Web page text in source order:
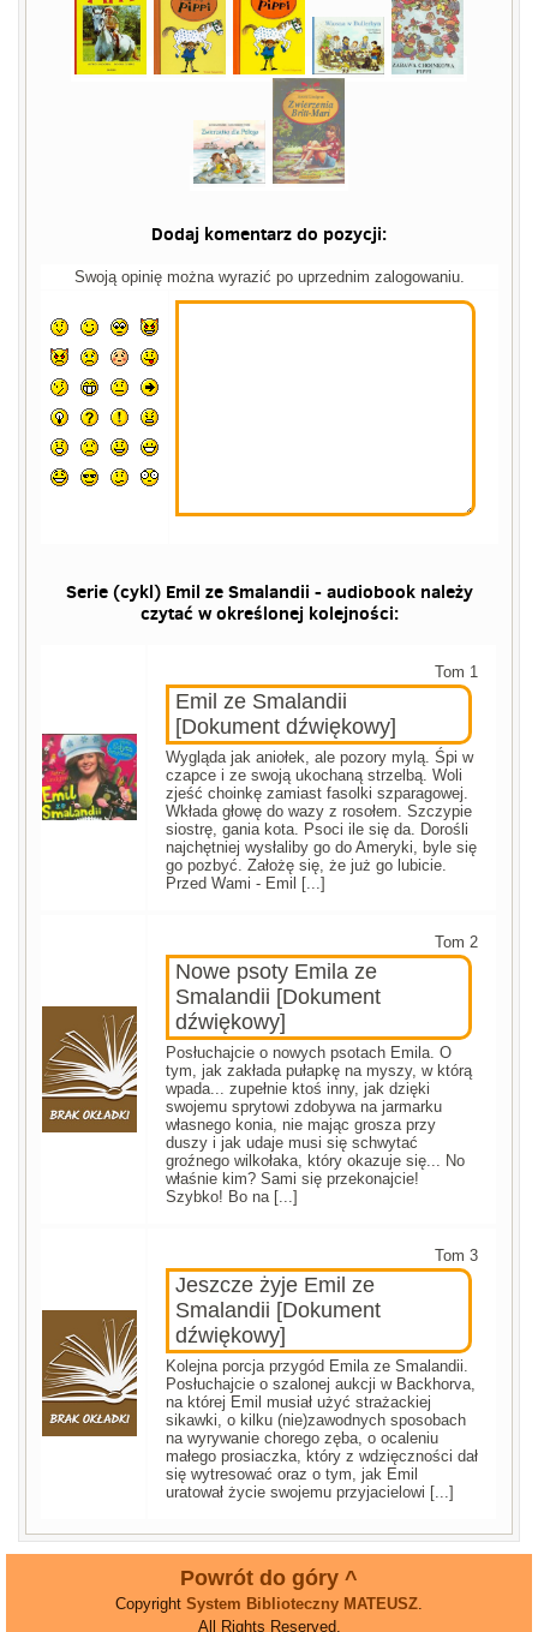
Dodaj komentarz do pozycji:
Swoją opinię można wyrazić po uprzednim zalogowaniu.
Serie (cykl) Emil ze Smalandii - audiobook należy
czytać w określonej kolejności:
Tom 1
Emil ze Smalandii
[Dokument dźwiękowy]
Wygląda jak aniołek, ale pozory mylą. Śpi w
czapce i ze swoją ukochaną strzelbą. Woli
zjeść choinkę zamiast fasolki szparagowej.
Wkłada głowę do wazy z rosołem. Szczypie
siostrę, gania kota. Psoci ile się da. Dorośli
najchętniej wysłaliby go do Ameryki, byle się
go pozbyć. Założę się, że już go lubicie.
Przed Wami - Emil [...]
Tom 2
Nowe psoty Emila ze
Smalandii [Dokument
dźwiękowy]
Posłuchajcie o nowych psotach Emila. O
tym, jak zakłada pułapkę na myszy, w którą
wpada... zupełnie ktoś inny, jak dzięki
swojemu sprytowi zdobywa na jarmarku
własnego konia, nie mając grosza przy
duszy i jak udaje musi się schwytać
groźnego wilkołaka, który okazuje się... No
właśnie kim? Sami się przekonajcie!
Szybko! Bo na [...]
Tom 3
Jeszcze żyje Emil ze
Smalandii [Dokument
dźwiękowy]
Kolejna porcja przygód Emila ze Smalandii.
Posłuchajcie o szalonej aukcji w Backhorva,
na której Emil musiał użyć strażackiej
sikawki, o kilku (nie)zawodnych sposobach
na wyrywanie chorego zęba, o ocaleniu
małego prosiaczka, który z wdzięczności dał
się wytresować oraz o tym, jak Emil
uratował życie swojemu przyjacielowi [...]
Powrót do góry ^
Copyright System Biblioteczny MATEUSZ.
All Rights Reserved.